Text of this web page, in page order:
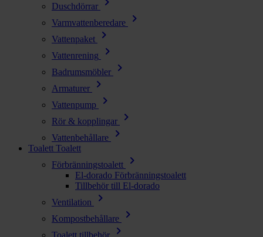
Duschdörrar
Varmvattenberedare chevron_right
Vattenpaket chevron_right
Vattenrening chevron_right
Badrumsmöbler chevron_right
Armaturer chevron_right
Vattenpump chevron_right
Rör & kopplingar chevron_right
Vattenbehållare chevron_right
Toalett Toalett
Förbränningstoalett
chevron_right
El-dorado Förbränningstoalett
Tillbehör till El-dorado
Ventilation
chevron_right
Kompostbehållare chevron_right
Toalett tillbehör chevron_right